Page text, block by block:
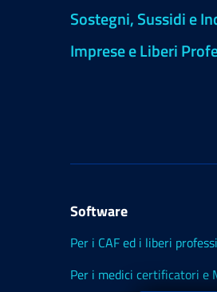
Sostegni, Sussidi e
Imprese e Liberi
Software
Per i CAF ed i liberi
Per i medici certificatori e